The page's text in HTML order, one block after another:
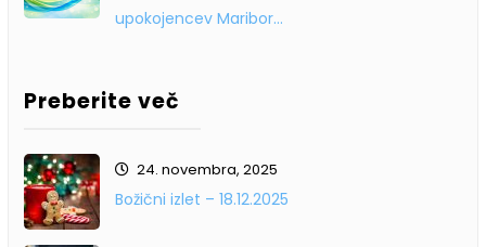
upokojencev Maribor…
Preberite več
24. novembra, 2025
Božični izlet – 18.12.2025